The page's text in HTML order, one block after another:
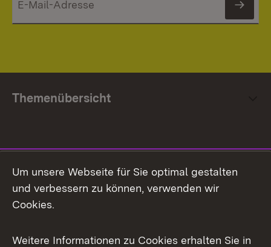
Themenübersicht
Facebook
X / Twitter
Um unsere Webseite für Sie optimal gestalten
und verbessern zu können, verwenden wir
Cookies.
Weitere Informationen zu Cookies erhalten Sie in